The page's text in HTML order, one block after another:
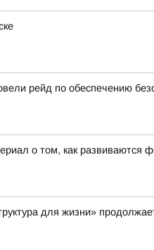
рейд по обеспечению
о том, как развиваются
для жизни»